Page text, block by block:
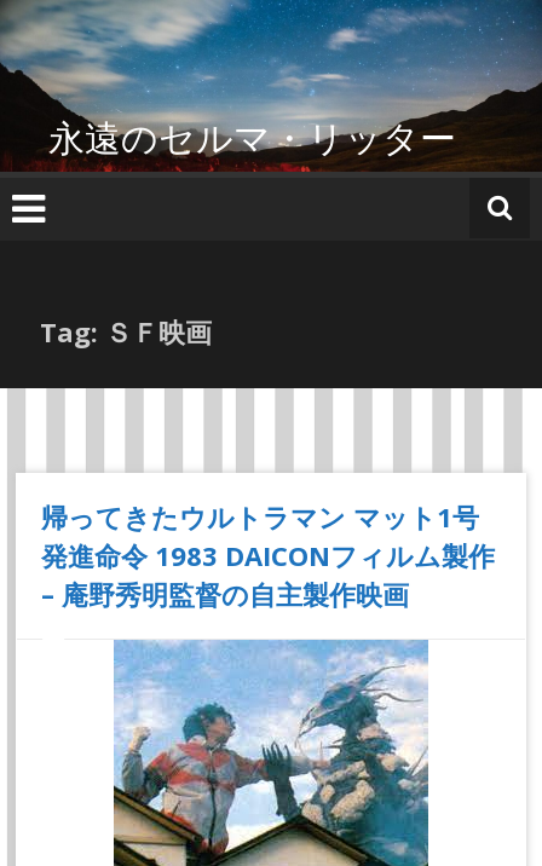
コ
ン
テ
へ
ス
キ
永遠のセルマ・リッター
Tag: ＳＦ映画
帰ってきたウルトラマン マット1号
発進命令 1983 DAICONフィルム製作
– 庵野秀明監督の自主製作映画